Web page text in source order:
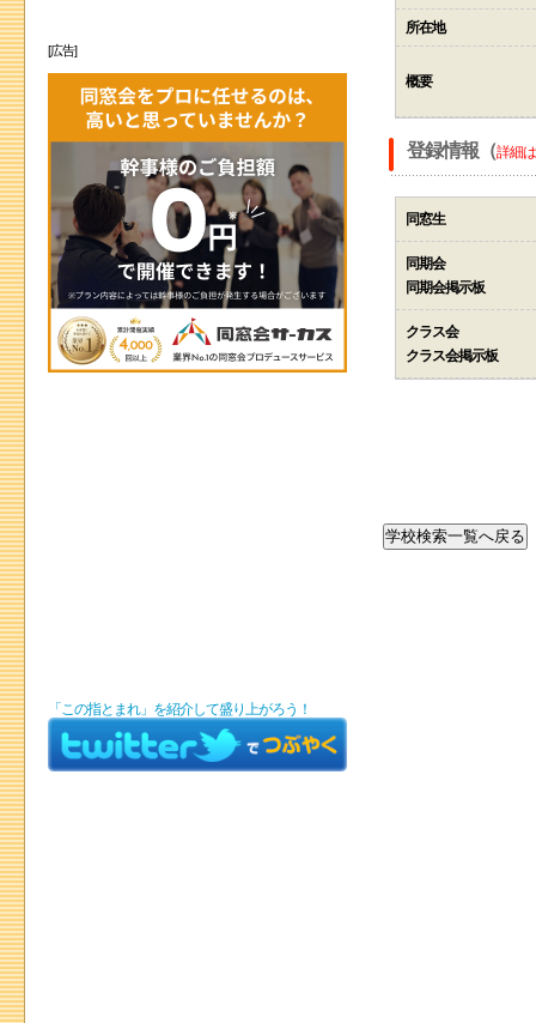
所在地
概要
登録情報（詳細
同窓生
同期会
同期会掲示板
クラス会
クラス会掲示板
[広告]
「この指とまれ」を紹介して盛り上がろう！